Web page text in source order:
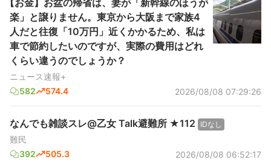
【お金】お盆の帰省は、妻が「新幹線のほうが
楽」と譲りません。東京から大阪まで家族4
人だと往復「10万円」近くかかるため、私は
車で節約したいのですが、実際の費用はどれ
くらい違うのでしょうか？
ニュース速報+
582
574.4 2026/08/08 07:29:26
なんでも雑談スレ@乙女 Talk避難所 ★112 IDなし
難民
392
505.3 2026/08/08 06:52:17